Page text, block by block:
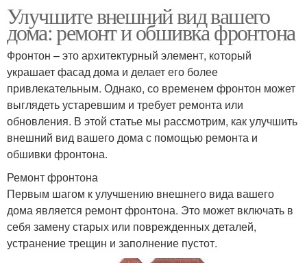
Улучшите внешний вид вашего
дома: ремонт и обшивка фронтона
Фронтон – это архитектурный элемент, который
украшает фасад дома и делает его более
привлекательным. Однако, со временем фронтон может
выглядеть устаревшим и требует ремонта или
обновления. В этой статье мы рассмотрим, как улучшить
внешний вид вашего дома с помощью ремонта и
обшивки фронтона.
Ремонт фронтона
Первым шагом к улучшению внешнего вида вашего
дома является ремонт фронтона. Это может включать в
себя замену старых или поврежденных деталей,
устранение трещин и заполнение пустот.